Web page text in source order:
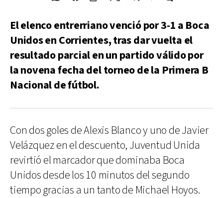
El elenco entrerriano venció por 3-1 a Boca
Unidos en Corrientes, tras dar vuelta el
resultado parcial en un partido válido por
la novena fecha del torneo de la Primera B
Nacional de fútbol.
Con dos goles de Alexis Blanco y uno de Javier
Velázquez en el descuento, Juventud Unida
revirtió el marcador que dominaba Boca
Unidos desde los 10 minutos del segundo
tiempo gracias a un tanto de Michael Hoyos.